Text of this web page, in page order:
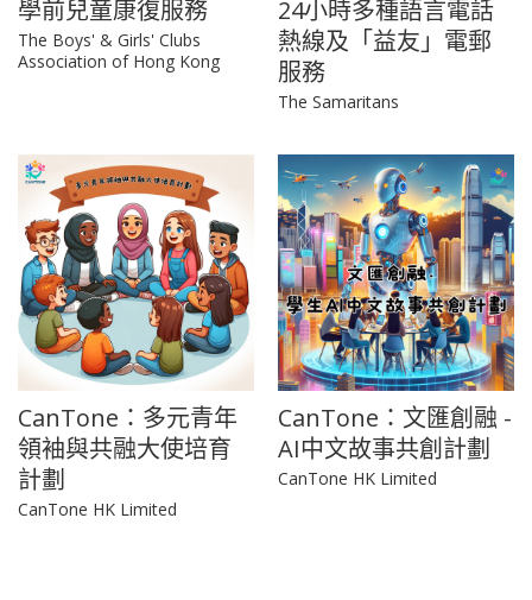
學前兒童康復服務
The Boys' & Girls' Clubs
Association of Hong Kong
24小時多種語言電話
熱線及「益友」電郵
服務
The Samaritans
CanTone：多元青年
領袖與共融大使培育
計劃
CanTone HK Limited
CanTone：文匯創融 -
AI中文故事共創計劃
CanTone HK Limited